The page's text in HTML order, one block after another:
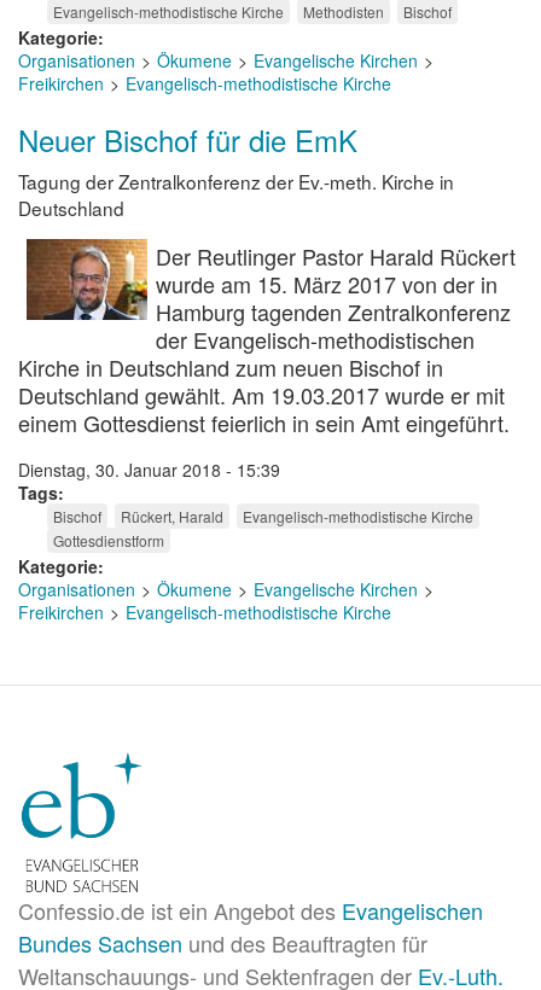
Evangelisch-methodistische Kirche
Methodisten Bischof
Kategorie
Organisationen
Ökumene
Evangelische Kirchen
Freikirchen
Evangelisch-methodistische Kirche
Neuer Bischof für die EmK
Tagung der Zentralkonferenz der Ev.-meth. Kirche in
Deutschland
Der Reutlinger Pastor Harald Rückert
wurde am 15. März 2017 von der in
Hamburg tagenden Zentralkonferenz
der Evangelisch-methodistischen
Kirche in Deutschland zum neuen Bischof in
Deutschland gewählt. Am 19.03.2017 wurde er mit
einem Gottesdienst feierlich in sein Amt eingeführt.
Dienstag, 30. Januar 2018 - 15:39
Tags
Bischof Rückert, Harald
Evangelisch-methodistische Kirche
Gottesdienstform
Kategorie
Organisationen
Ökumene
Evangelische Kirchen
Freikirchen
Evangelisch-methodistische Kirche
Confessio.de ist ein Angebot des Evangelischen
Bundes Sachsen und des Beauftragten für
Weltanschauungs- und Sektenfragen der Ev.-Luth.